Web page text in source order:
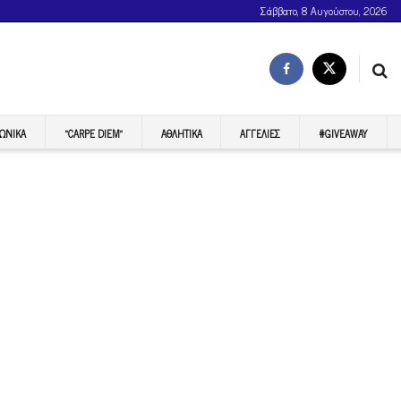
Σάββατο, 8 Αυγούστου, 2026
“CARPE DIEM” ΑΘΛΗΤΙΚΆ ΑΓΓΕΛΊΕΣ #GIVEAWAY